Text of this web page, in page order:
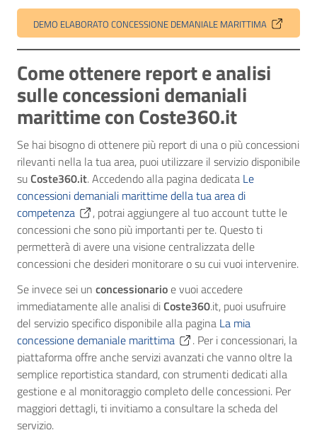
DEMO ELABORATO CONCESSIONE DEMANIALE MARITTIMA
Come ottenere report e analisi
sulle concessioni demaniali
marittime con Coste360.it
Se hai bisogno di ottenere più report di una o più concessioni
rilevanti nella la tua area, puoi utilizzare il servizio disponibile
suCoste360.it. Accedendo alla pagina dedicata Le
concessioni demaniali marittime della tua area di
competenza
, potrai aggiungere al tuo account tutte le
concessioni che sono più importanti per te. Questo ti
permetterà di avere una visione centralizzata delle
concessioni che desideri monitorare o su cui vuoi intervenire.
Se invece sei un concessionarioe vuoi accedere
immediatamente alle analisi diCoste360.it, puoi usufruire
del servizio specifico disponibile alla pagina La mia
concessione demaniale marittima
. Per i concessionari, la
piattaforma offre anche servizi avanzati che vanno oltre la
semplice reportistica standard, con strumenti dedicati alla
gestione e al monitoraggio completo delle concessioni. Per
maggiori dettagli, ti invitiamo a consultare la scheda del
servizio.